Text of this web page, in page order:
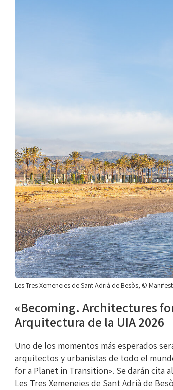
Les Tres Xemeneies de Sant Adrià de Besòs, ©
«Becoming. Architectures
Arquitectura de la UIA 2026
Uno de los momentos más esperados
arquitectos y urbanistas de todo el
for a Planet in Transition». Se darán cita
Les Tres Xemeneies de Sant Adrià de